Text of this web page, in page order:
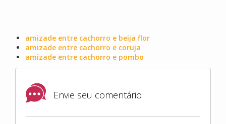
amizade entre cachorro e beija flor
amizade entre cachorro e coruja
amizade entre cachorro e pombo
Envie seu comentário